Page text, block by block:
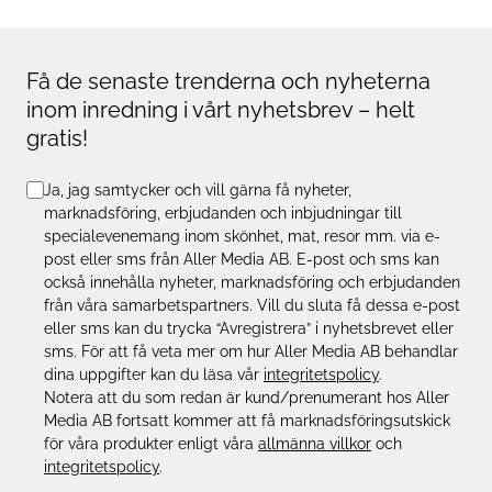
Få de senaste trenderna och nyheterna
inom inredning i vårt nyhetsbrev – helt
gratis!
Ja, jag samtycker och vill gärna få nyheter,
marknadsföring, erbjudanden och inbjudningar till
specialevenemang inom skönhet, mat, resor mm. via e-
post eller sms från Aller Media AB. E-post och sms kan
också innehålla nyheter, marknadsföring och erbjudanden
från våra samarbetspartners. Vill du sluta få dessa e-post
eller sms kan du trycka “Avregistrera” i nyhetsbrevet eller
sms. För att få veta mer om hur Aller Media AB behandlar
dina uppgifter kan du läsa vår integritetspolicy.
Notera att du som redan är kund/prenumerant hos Aller
Media AB fortsatt kommer att få marknadsföringsutskick
för våra produkter enligt våra allmänna villkor och
integritetspolicy.